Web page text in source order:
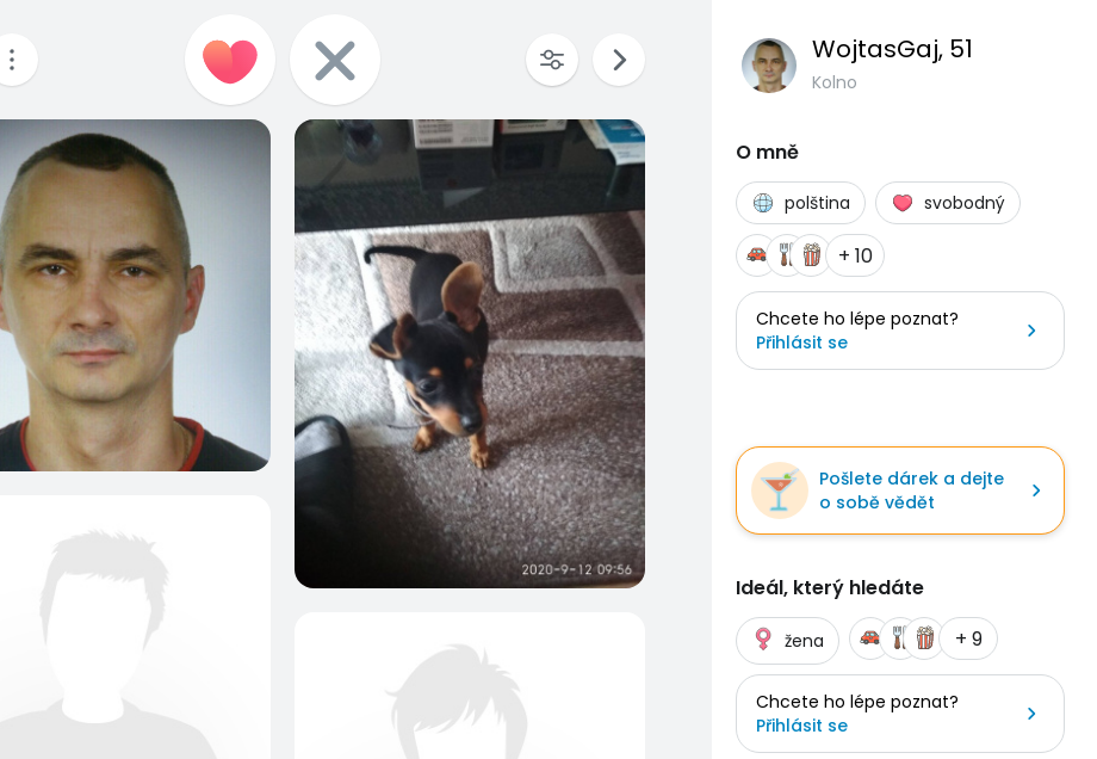
4 0 0
WojtasGaj, 51
Kolno
O mně
polština svobodný
+ 10
Chcete ho lépe poznat?
Přihlásit se
Pošlete dárek a dejte
o sobě vědět
Ideál, který hledáte
žena + 9
Chcete ho lépe poznat?
Přihlásit se